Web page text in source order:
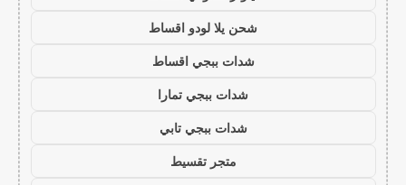
شحن يلا لودو اقساط
شدات ببجي اقساط
شدات ببجي تمارا
شدات ببجي تابي
متجر تقسيط